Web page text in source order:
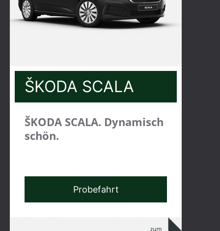
ŠKODA SCALA
ŠKODA SCALA. Dynamisch
schön.
Probefahrt